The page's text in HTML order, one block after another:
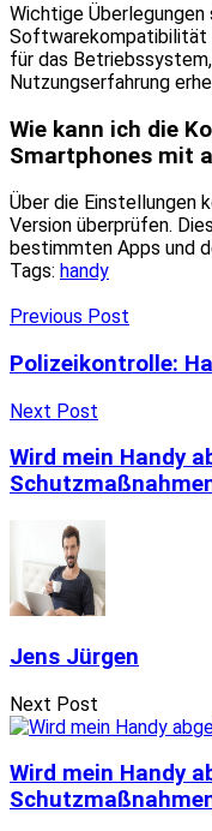
Wichtige
Softwarekompatibilität
für das
Nutzungserfahrung
Wie kann ich die
Smartphones mit
Über die Einstellungen
Version überprüfen.
bestimmten Apps und
Tags: handy
Previous Post
Polizeikontrolle:
Next Post
Wird mein Handy
Jens Jürgen
Next Post
Wird mein Handy